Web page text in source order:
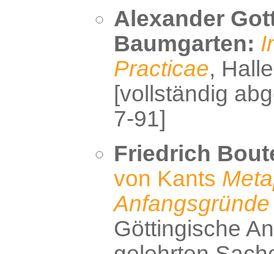
Alexander
Baumgarten:
Practicae,
[vollständig
7-91]
Friedrich
von Kants
Göttingische